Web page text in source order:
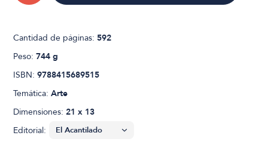
Cantidad de páginas:592
Peso:744 g
ISBN:9788415689515
Temática:Arte
Dimensiones:21 x 13
Editorial: